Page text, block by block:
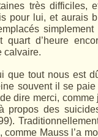
très difficiles,
pour lui, et aurais
d’heure
calvaire.
que tout nous est
souvent il se
dire merci,
propos des
Mauss l’a